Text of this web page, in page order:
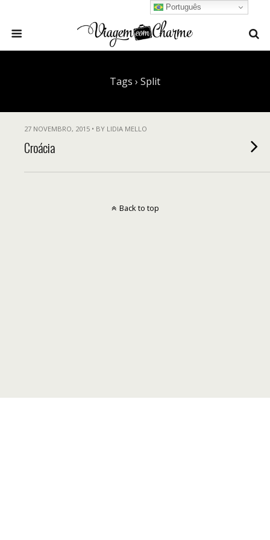
Tags › Split
27 NOVEMBRO, 2015 • BY LIDIA MELLO
Croácia
Português
Back to top